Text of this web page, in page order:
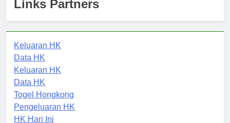
Keluaran HK
Data HK
Keluaran HK
Data HK
Togel Hongkong
Pengeluaran HK